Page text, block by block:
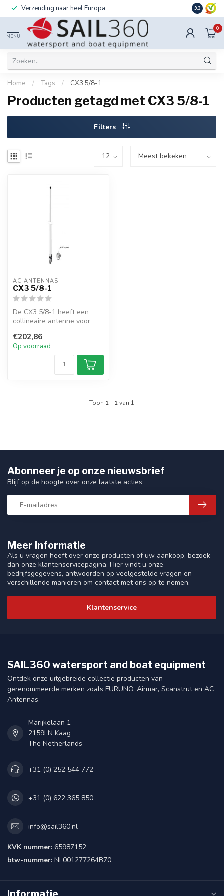
naar heel Europa Ook installatie
9.3
MENU
0
Home / Tags / CX3 5/8-1
Producten getagd met CX3 5/8-1
Filters
AC ANTENNAS
CX3 5/8-1
De CX3 5/8-1 heeft een
collineaire antenne voor
connecto...
€202,86
Op voorraad
Toon 1 - 1van 1
Meer informatie
Als u vragen heeft over onze producten of uw aankoop, bezoek
dan onze klantenservicepagina. Hier vindt u onze
bedrijfsgegevens, antwoorden op veelgestelde vragen en
verschillende manieren om contact met ons op te nemen.
Klantenservice
Abonneer je op onze nieuwsbrief
Blijf op de hoogte over onze laatste acties
SAIL360 watersport and boat equipment
Ontdek onze uitgebreide collectie producten van
gerenommeerde merken zoals FURUNO, Airmar, Scanstrut en AC
Antennas.
Marijkelaan 1
2159LN Kaag
The Netherlands
+31 (0) 252 544 772
+31 (0) 622 365 850
info@sail360.nl
KVK nummer: 65987152
btw-nummer: NL001277264B70